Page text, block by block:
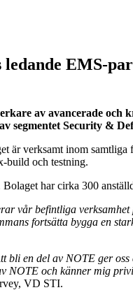
EMS-
av avancerade
segmentet Security &
är verksamt inom
och testning.
har cirka 300
vår befintliga
fortsätta bygga en
bli en del av NOTE ger
och känner mig
VD STI.